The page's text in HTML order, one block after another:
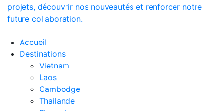
projets, découvrir nos nouveautés et renforcer notre
future collaboration.
Accueil
Destinations
Vietnam
Laos
Cambodge
Thailande